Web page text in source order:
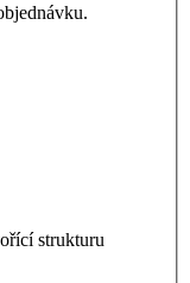
strukturu